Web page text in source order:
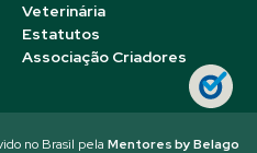
Veterinária
Estatutos
Associação Criadores
no Brasil pela Mentores by Belago